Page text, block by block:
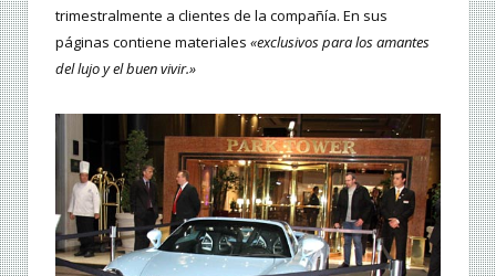
trimestralmente a clientes de la compañía. En sus
páginas contiene materiales «exclusivos para los amantes
del lujo y el buen vivir.»